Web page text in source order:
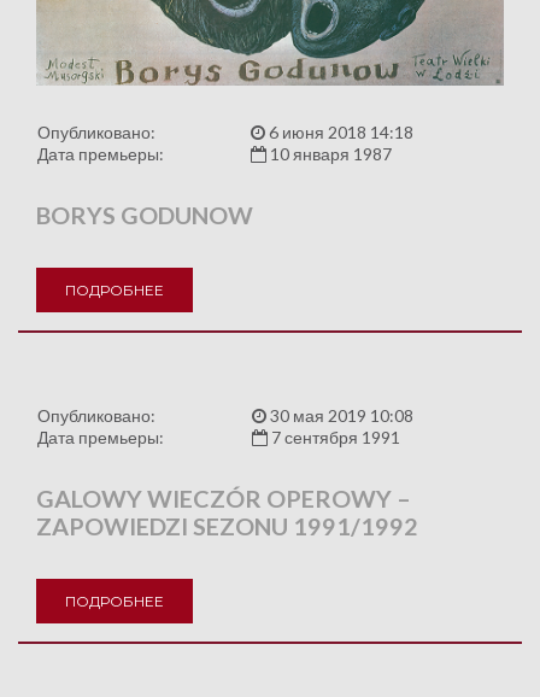
Опубликовано:
6 июня 2018 14:18
Дата премьеры:
10 января 1987
BORYS GODUNOW
ПОДРОБНЕЕ
Опубликовано:
30 мая 2019 10:08
Дата премьеры:
7 сентября 1991
GALOWY WIECZÓR OPEROWY –
ZAPOWIEDZI SEZONU 1991/1992
ПОДРОБНЕЕ